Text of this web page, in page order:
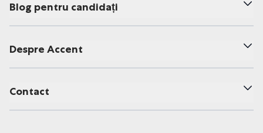
Blog pentru candidați
Despre Accent
Contact